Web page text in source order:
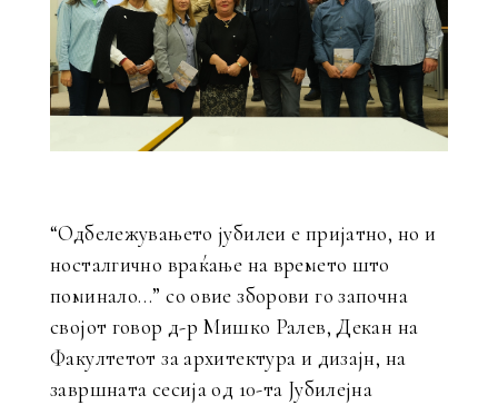
“Одбележувањето јубилеи е пријатно, но и
носталгично враќање на времето што
поминало…” со овие зборови го започна
својот говор д-р Мишко Ралев, Декан на
Факултетот за архитектура и дизајн, на
завршната сесија од 10-та Јубилејна